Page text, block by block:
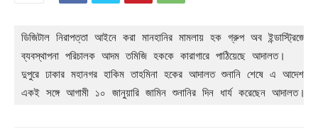
ডিজিটাল নিরাপত্তা আইনে করা মানহানির মামলায় হক গ্রুপ অব ইন্ডাস্ট্রিজের
ব্যবস্থাপনা পরিচালক আদম তমিজি হককে কারাগারে পাঠিয়েছে আদালত।
দুপুরে ঢাকার মহানগর হাকিম তাহমিনা হকের আদালত শুনানি শেষে এ আদেশ
একই সঙ্গে আগামী ১০ জানুয়ারি জামিন শুনানির দিন ধার্য করেছেন